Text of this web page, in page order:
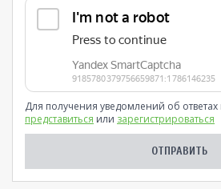
Для получения уведомлений об
представиться или зарегистрироваться